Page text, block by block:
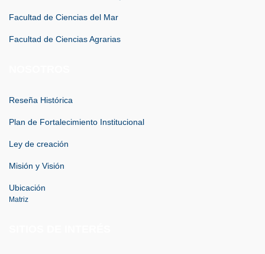
Facultad de Ciencias del Mar
Facultad de Ciencias Agrarias
Reseña Histórica
Plan de Fortalecimiento Institucional
Ley de creación
Misión y Visión
Ubicación
Matriz